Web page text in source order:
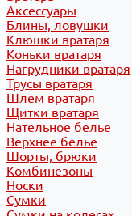
Аксессуары
Блины, ловушки
Клюшки вратаря
Коньки вратаря
Нагрудники вратаря
Трусы вратаря
Шлем вратаря
Щитки вратаря
Нательное белье
Верхнее белье
Шорты, брюки
Комбинезоны
Носки
Сумки